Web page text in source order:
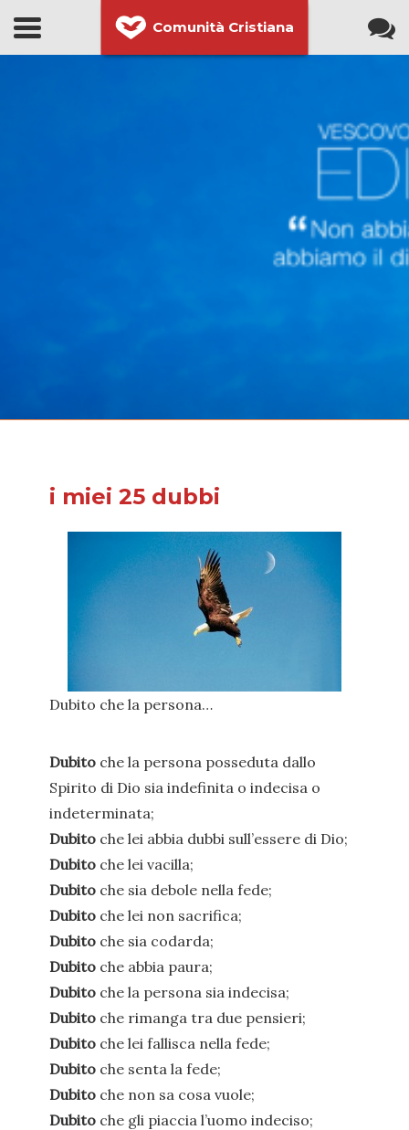
Comunità Cristiana
i miei 25 dubbi
Dubito che la persona…
Dubito che la persona posseduta dallo
Spirito di Dio sia indefinita o indecisa o
indeterminata;
Dubito che lei abbia dubbi sull’essere di Dio;
Dubito che lei vacilla;
Dubito che sia debole nella fede;
Dubito che lei non sacrifica;
Dubito che sia codarda;
Dubito che abbia paura;
Dubito che la persona sia indecisa;
Dubito che rimanga tra due pensieri;
Dubito che lei fallisca nella fede;
Dubito che senta la fede;
Dubito che non sa cosa vuole;
Dubito che gli piaccia l’uomo indeciso;